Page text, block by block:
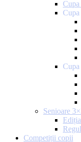
Senioare
Competiții copii